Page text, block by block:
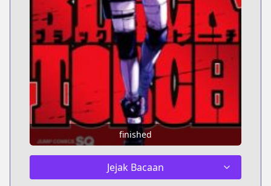
finished
Jejak Bacaan